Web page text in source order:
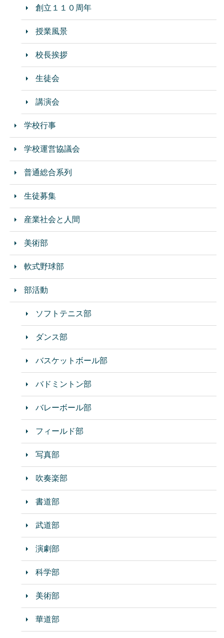
創立１１０周年
授業風景
校長挨拶
生徒会
講演会
学校行事
学校運営協議会
普通総合系列
生徒募集
産業社会と人間
美術部
軟式野球部
部活動
ソフトテニス部
ダンス部
バスケットボール部
バドミントン部
バレーボール部
フィールド部
写真部
吹奏楽部
書道部
武道部
演劇部
科学部
美術部
華道部